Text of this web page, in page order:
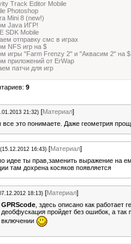
Track Editor Mobile
Photoshop
Mini 8 (new!)
Java ИГР!
SDK Mobile
отправку смс в играх
NFS игр на $
игры "Farm Frenzy 2" и "Аквасим 2" на $
приложений от ErWap
патчи для игр
9
21:32) [Материал]
все это понимаете. Даже геометрия
(15.12.2012 16:43) [Материал]
идее ты прав,заменить выражение на
там дохрена косяков появляется
18:13) [Материал]
GPRScode , здесь описано как работает
деобфускация пройдет без ошибок, а так
включении